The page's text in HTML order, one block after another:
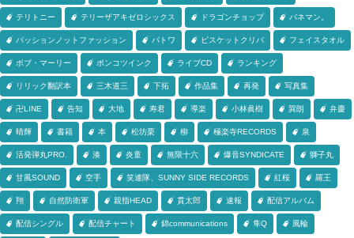
テリトニー テリーザアキゼロシックス ドラゴンチョップ バネマン。
パッションノットファッション パトワ ビスケットクリバ フェイスタオル
ボブ・マーリー ポンコツインク ライブCD ランキング
リリック翻訳本 三木道三 下拓 作品集 再発 写真集
卍LINE 告知 大地 寿君 導楽 小林眞樹 巽朗 弁慶
晴輝 書籍 本 松坊栗 柳 極楽寺RECORDS 泉
活発弾丸PRO. 湊 炎童 無限十六 爆音SYNDICATE 獅子丸
甘風SOUND 空手 笑連隊、SUNNY SIDE RECORDS 紅桜 羅王
翔 自然防衛軍 親指HEAD 貫太郎 速報 配信アルバム
配信シングル 配信チャート 錦communications 隼Q 風輪